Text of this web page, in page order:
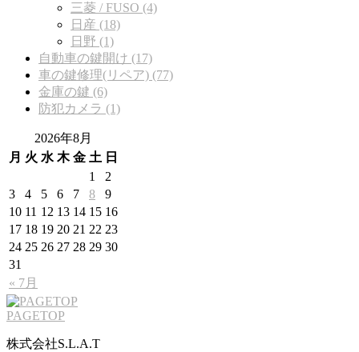
三菱 / FUSO (4)
日産 (18)
日野 (1)
自動車の鍵開け (17)
車の鍵修理(リペア) (77)
金庫の鍵 (6)
防犯カメラ (1)
2026年8月
月 火 水 木 金 土 日
« 7月
1
2
3
4 5 6 7 8
9
10 11 12 13 14 15 16
17 18 19 20 21 22 23
24 25 26 27 28 29 30
31
PAGETOP
株式会社S.L.A.T